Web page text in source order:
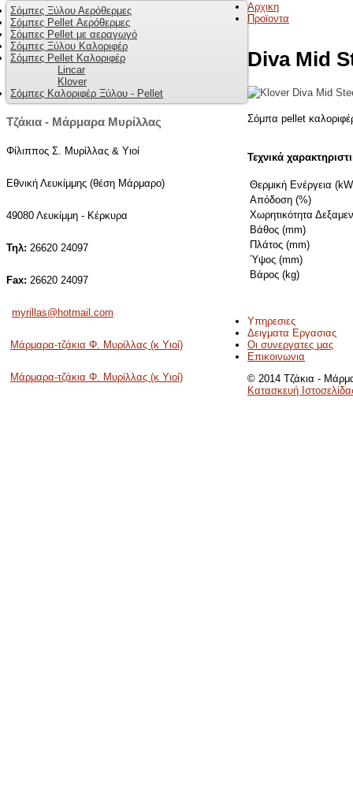
Σόμπες Ξύλου Αερόθερμες
Σόμπες Pellet Αερόθερμες
Σόμπες Pellet με αεραγωγό
Σόμπες Ξύλου Καλοριφέρ
Σόμπες Pellet Καλοριφέρ
Lincar
Klover
Σόμπες Καλοριφέρ Ξύλου - Pellet
Τζάκια - Μάρμαρα Μυρίλλας
Φίλιππος Σ. Μυρίλλας & Υιοί
Εθνική Λευκίμμης (θέση Μάρμαρο)
49080 Λευκίμμη - Κέρκυρα
Τηλ: 26620 24097
Fax: 26620 24097
myrillas@hotmail.com
Μάρμαρα-τζάκια Φ. Μυρίλλας (κ Υιοί)
Μάρμαρα-τζάκια Φ. Μυρίλλας (κ Υιοί)
Diva Mid
Σόμπα pellet
Τεχνικά
Θερμική Ενέργεια
Απόδοση (%)
Χωρητικότητα
Βάθος (mm)
Πλάτος (mm)
Ύψος (mm)
Βάρος (kg)
Αρχικη
Προϊοντα
Υπηρεσιες
Δειγματα Εργασιας
Οι συνεργατες μας
Επικοινωνια
© 2014 Τζάκια -
Κατασκευή